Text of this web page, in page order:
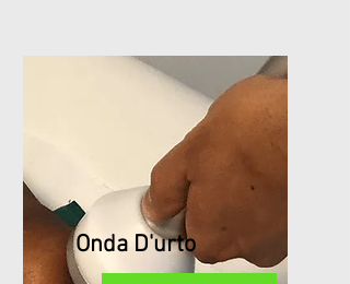
Onda D'urto